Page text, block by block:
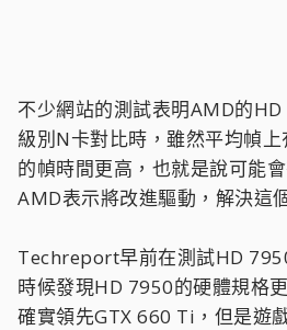
不少網站的測試表明AMD的
級別N卡對比時，雖然平均幀
的幀時間更高，也就是說可能
AMD表示將改進驅動，解決這
Techreport早前在測試HD
時候發現HD 7950的硬體規格
確實領先GTX 660 Ti，但是遊